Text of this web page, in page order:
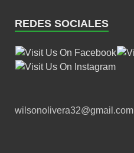
REDES SOCIALES
wilsonolivera32@gmail.com